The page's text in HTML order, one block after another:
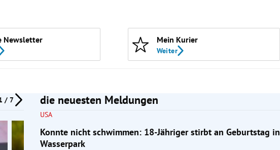
Newsletter Mein Kurier
Weiter
/ 7 die neuesten Meldungen
USA
Konnte nicht schwimmen: 18-Jähriger stirbt an Geburtstag in
Wasserpark